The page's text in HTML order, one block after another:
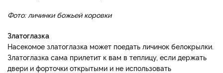
Фото: личинки божьей коровки
Златоглазка
Насекомое златоглазка может поедать личинок белокрылки.
Златоглазка сама прилетит к вам в теплицу, если держать
двери и форточки открытыми и не использовать